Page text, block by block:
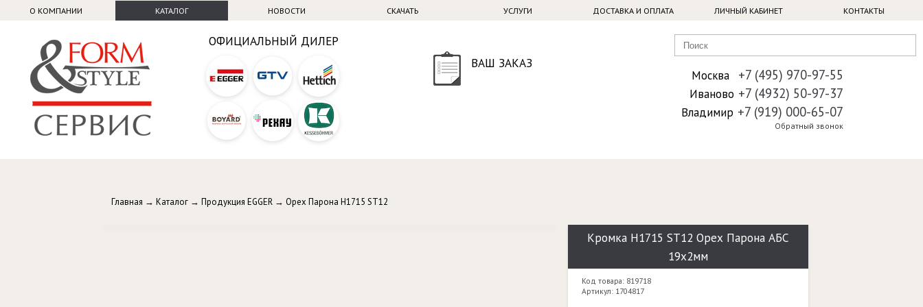
О КОМПАНИИ КАТАЛОГ НОВОСТИ СКАЧАТЬ УСЛУГИ ДОСТАВКА И ОПЛАТА ЛИЧНЫЙ КАБИНЕТ КОНТАКТЫ
ОФИЦИАЛЬНЫЙ ДИЛЕР
ВАШ ЗАКАЗ
Москва +7 (495) 970-97-55
Иваново +7 (4932) 50-97-37
Владимир +7 (919) 000-65-07
Обратный звонок
Главная → Каталог → Продукция EGGER → Орех Парона H1715 ST12
Кромка H1715 ST12 Орех Парона АБС
19х2мм
Код товара: 819718
Артикул: 1704817